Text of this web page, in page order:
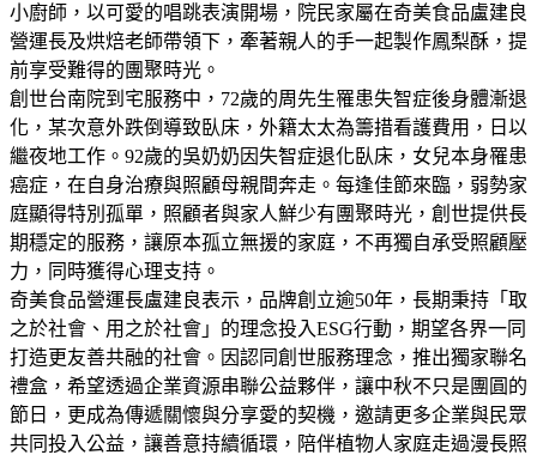
小廚師，以可愛的唱跳表演開場，院民家屬在奇美食品盧建良
營運長及烘焙老師帶領下，牽著親人的手一起製作鳳梨酥，提
前享受難得的團聚時光。
創世台南院到宅服務中，72歲的周先生罹患失智症後身體漸退
化，某次意外跌倒導致臥床，外籍太太為籌措看護費用，日以
繼夜地工作。92歲的吳奶奶因失智症退化臥床，女兒本身罹患
癌症，在自身治療與照顧母親間奔走。每逢佳節來臨，弱勢家
庭顯得特別孤單，照顧者與家人鮮少有團聚時光，創世提供長
期穩定的服務，讓原本孤立無援的家庭，不再獨自承受照顧壓
力，同時獲得心理支持。
奇美食品營運長盧建良表示，品牌創立逾50年，長期秉持「取
之於社會、用之於社會」的理念投入ESG行動，期望各界一同
打造更友善共融的社會。因認同創世服務理念，推出獨家聯名
禮盒，希望透過企業資源串聯公益夥伴，讓中秋不只是團圓的
節日，更成為傳遞關懷與分享愛的契機，邀請更多企業與民眾
共同投入公益，讓善意持續循環，陪伴植物人家庭走過漫長照